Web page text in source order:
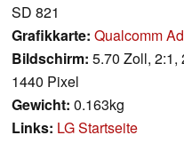
SD 821
Grafikkarte: Qualcomm
Bildschirm: 5.70 Zoll, 2:1,
1440 Pixel
Gewicht: 0.163kg
Links: LG Startseite